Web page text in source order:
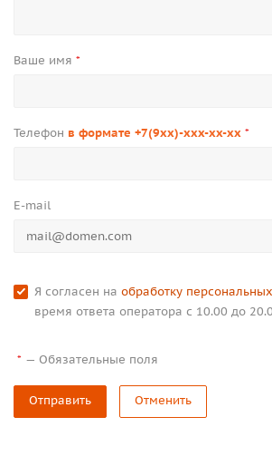
Ваше имя *
Телефон в формате +7(9xx)-xxx-xx-xx *
E-mail
Я согласен на обработку
время ответа оператора с 10.00 до
* — Обязательные поля
Отправить Отменить